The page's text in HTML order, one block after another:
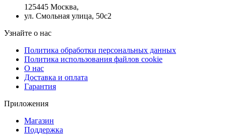
125445 Москва,
ул. Смольная улица, 50с2
Узнайте о нас
Политика обработки персональных данных
Политика использования файлов cookie
О нас
Доставка и оплата
Гарантия
Приложения
Магазин
Поддержка